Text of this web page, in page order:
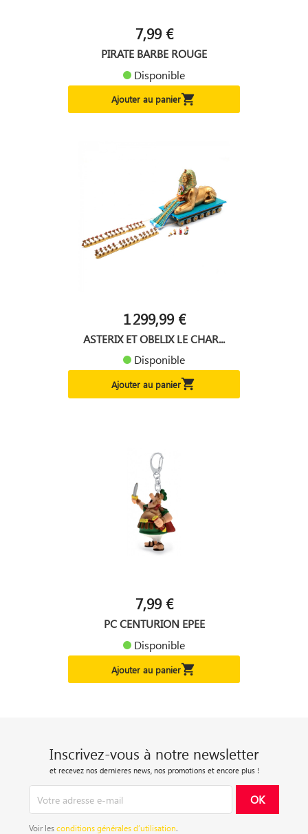
7,99 €
PIRATE BARBE ROUGE
Disponible
Ajouter au panier
1 299,99 €
ASTERIX ET OBELIX LE CHAR...
Disponible
Ajouter au panier
7,99 €
PC CENTURION EPEE
Disponible
Ajouter au panier
Inscrivez-vous à notre newsletter
et recevez nos dernieres news, nos promotions et encore plus !
Voir lesconditions générales d’utilisation.